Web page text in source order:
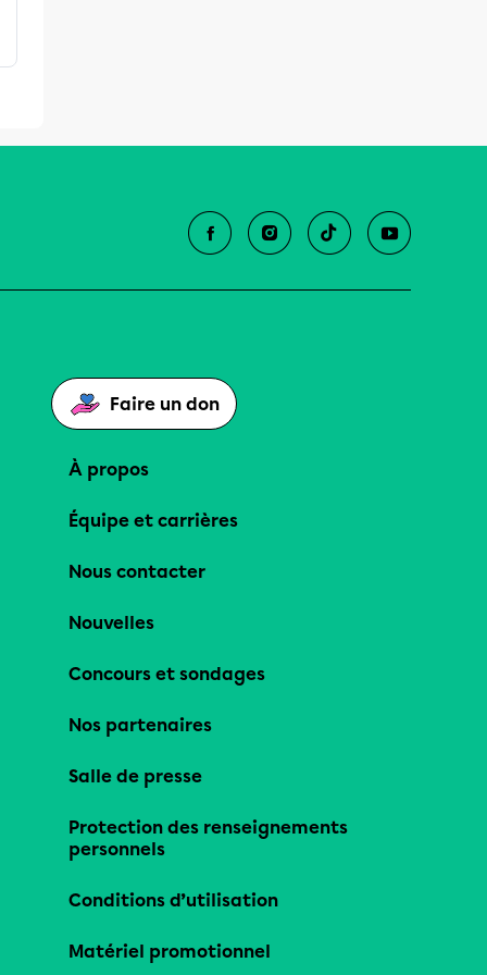
Faire un don
À propos
Équipe et carrières
Nous contacter
Nouvelles
Concours et sondages
Nos partenaires
Salle de presse
Protection des renseignements
personnels
Conditions d’utilisation
Matériel promotionnel